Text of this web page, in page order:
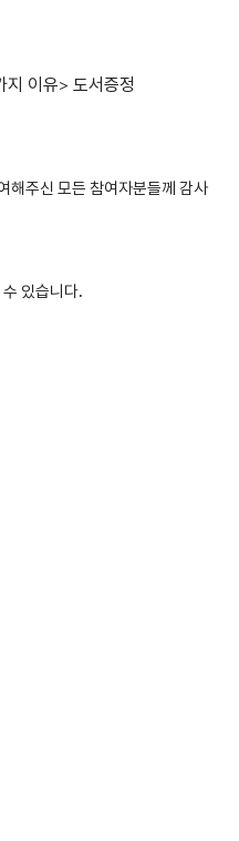
지 이유> 도서증정
해주신 모든 참여자분들께 감사
있습니다.